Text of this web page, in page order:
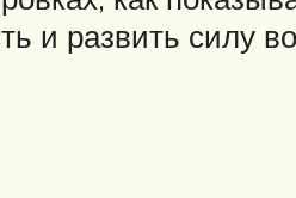
и развить силу